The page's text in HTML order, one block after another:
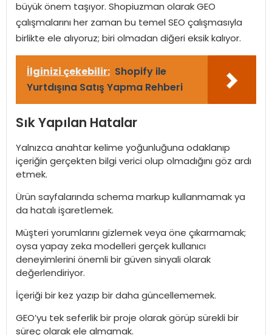
büyük önem taşıyor. Shopiuzman olarak GEO
çalışmalarını her zaman bu temel SEO çalışmasıyla
birlikte ele alıyoruz; biri olmadan diğeri eksik kalıyor.
İlginizi çekebilir: Shopify ile
Yurtdışına Satış Yapma Rehberi
Sık Yapılan Hatalar
Yalnızca anahtar kelime yoğunluğuna odaklanıp
içeriğin gerçekten bilgi verici olup olmadığını göz ardı
etmek.
Ürün sayfalarında schema markup kullanmamak ya
da hatalı işaretlemek.
Müşteri yorumlarını gizlemek veya öne çıkarmamak;
oysa yapay zeka modelleri gerçek kullanıcı
deneyimlerini önemli bir güven sinyali olarak
değerlendiriyor.
İçeriği bir kez yazıp bir daha güncellememek.
GEO’yu tek seferlik bir proje olarak görüp sürekli bir
süreç olarak ele almamak.